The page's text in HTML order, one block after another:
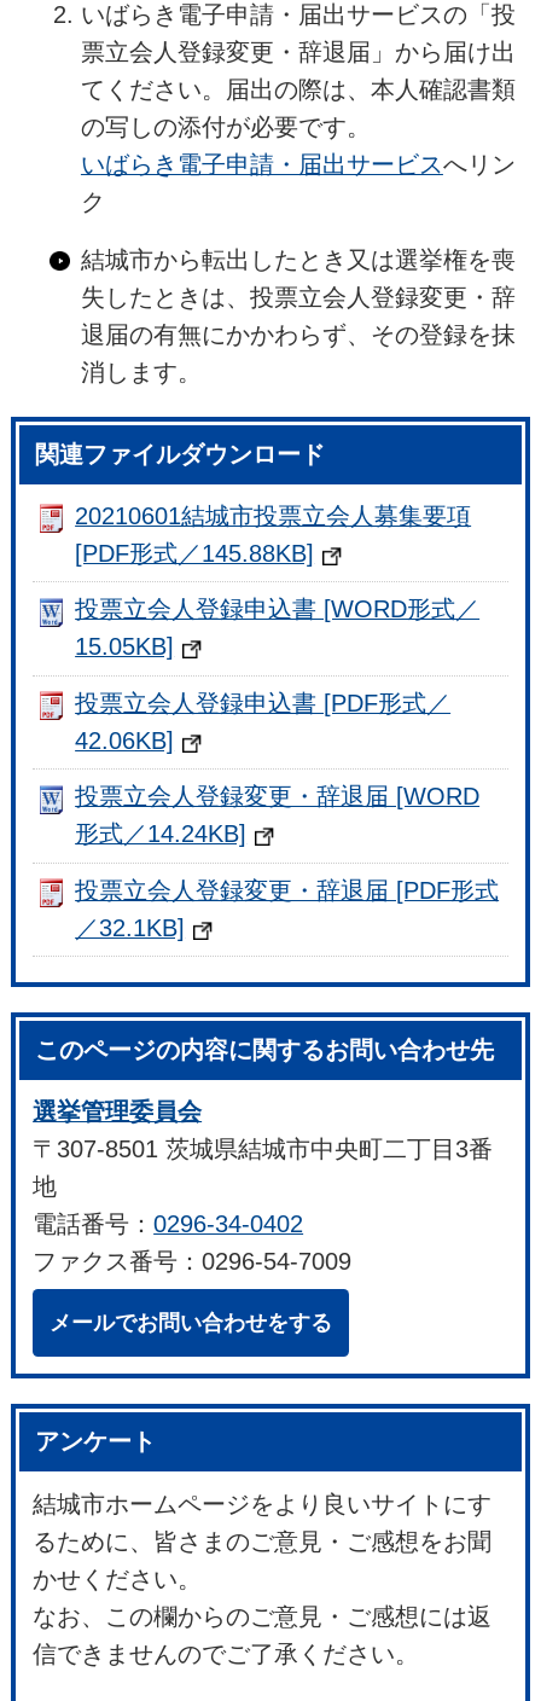
いばらき電子申請・届出サービスの「投
票立会人登録変更・辞退届」から届け出
てください。届出の際は、本人確認書類
の写しの添付が必要です。
いばらき電子申請・届出サービスへリン
ク
結城市から転出したとき又は選挙権を喪
失したときは、投票立会人登録変更・辞
退届の有無にかかわらず、その登録を抹
消します。
関連ファイルダウンロード
20210601結城市投票立会人募集要項
[PDF形式／145.88KB]
投票立会人登録申込書 [WORD形式／
15.05KB]
投票立会人登録申込書 [PDF形式／
42.06KB]
投票立会人登録変更・辞退届 [WORD
形式／14.24KB]
投票立会人登録変更・辞退届 [PDF形式
／32.1KB]
このページの内容に関するお問い合わせ先
選挙管理委員会
〒307-8501 茨城県結城市中央町二丁目3番
地
電話番号：0296-34-0402
ファクス番号：0296-54-7009
メールでお問い合わせをする
アンケート
結城市ホームページをより良いサイトにす
るために、皆さまのご意見・ご感想をお聞
かせください。
なお、この欄からのご意見・ご感想には返
信できませんのでご了承ください。